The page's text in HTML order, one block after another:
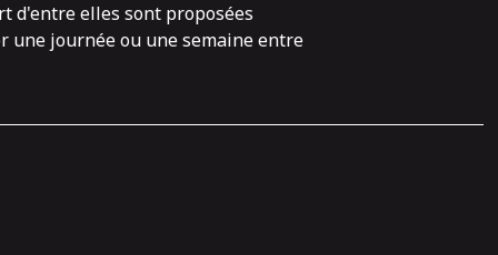
d'entre elles sont proposées
une journée ou une semaine entre